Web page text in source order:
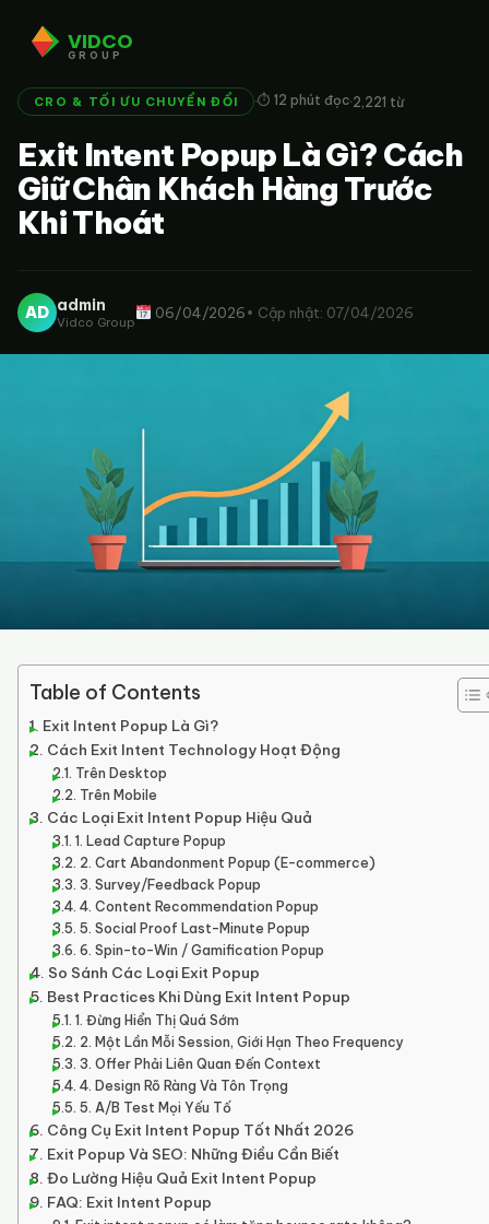
VIDCO
GROUP
CRO & TỐI ƯU CHUYỂN ĐỔI ·⏱ 12 phút đọc·2,221 từ
Exit Intent Popup Là Gì? Cách
Giữ Chân Khách Hàng Trước
Khi Thoát
AD admin
Vidco Group
06/04/2026• Cập nhật: 07/04/2026
Table of Contents
Exit Intent Popup Là Gì?
Cách Exit Intent Technology Hoạt Động
Trên Desktop
Trên Mobile
Các Loại Exit Intent Popup Hiệu Quả
1. Lead Capture Popup
2. Cart Abandonment Popup (E-commerce)
3. Survey/Feedback Popup
4. Content Recommendation Popup
5. Social Proof Last-Minute Popup
6. Spin-to-Win / Gamification Popup
So Sánh Các Loại Exit Popup
Best Practices Khi Dùng Exit Intent Popup
1. Đừng Hiển Thị Quá Sớm
2. Một Lần Mỗi Session, Giới Hạn Theo Frequency
3. Offer Phải Liên Quan Đến Context
4. Design Rõ Ràng Và Tôn Trọng
5. A/B Test Mọi Yếu Tố
Công Cụ Exit Intent Popup Tốt Nhất 2026
Exit Popup Và SEO: Những Điều Cần Biết
Đo Lường Hiệu Quả Exit Intent Popup
FAQ: Exit Intent Popup